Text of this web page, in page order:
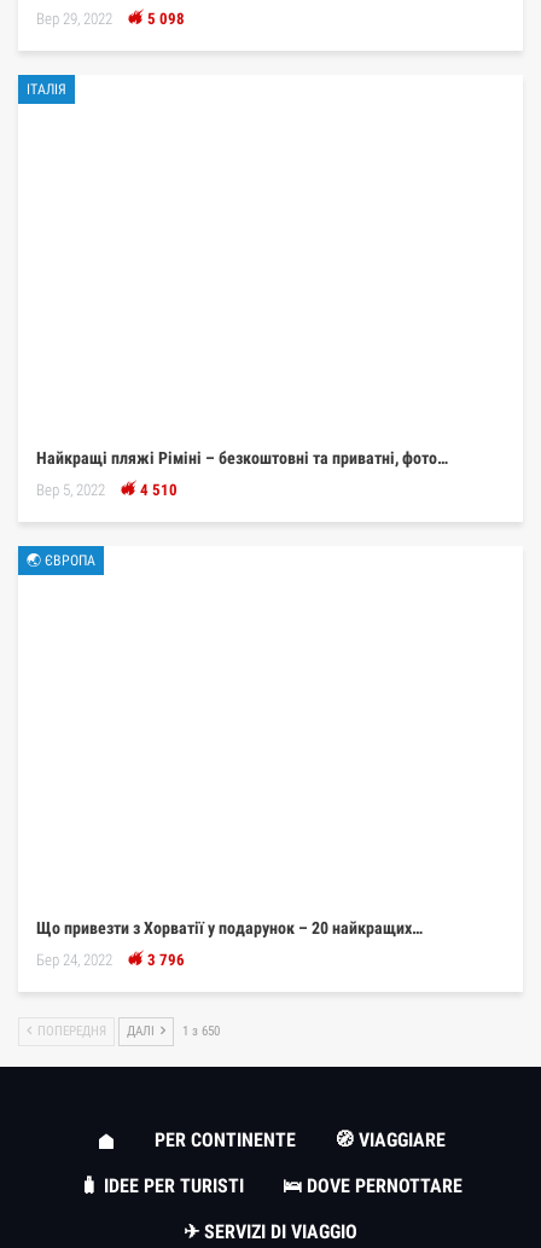
Вер 29, 2022 5 098
ІТАЛІЯ
Найкращі пляжі Ріміні – безкоштовні та приватні, фото…
Вер 5, 2022 4 510
🌏 ЄВРОПА
Що привезти з Хорватії у подарунок – 20 найкращих…
Бер 24, 2022 3 796
ПОПЕРЕДНЯ ДАЛІ 1 з 650
PER CONTINENTE
🧭 VIAGGIARE
🧳 IDEE PER TURISTI
🛌 DOVE PERNOTTARE
✈ SERVIZI DI VIAGGIO